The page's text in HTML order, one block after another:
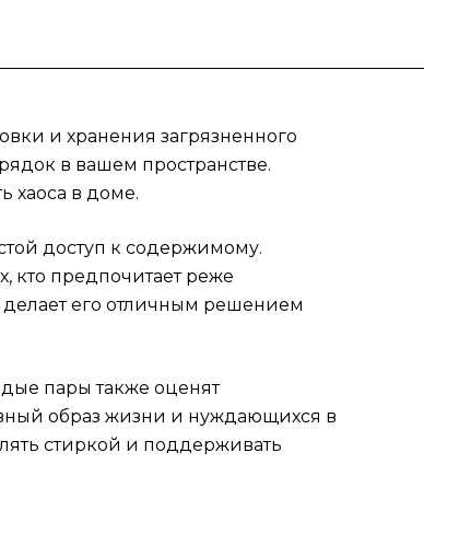
и хранения загрязненного
в вашем пространстве.
хаоса в доме.
доступ к содержимому.
кто предпочитает реже
делает его отличным решением
пары также оценят
образ жизни и нуждающихся в
стиркой и поддерживать